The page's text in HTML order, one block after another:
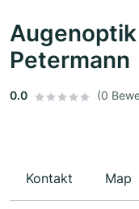
Petermann
0.0 (0
Kontakt Map